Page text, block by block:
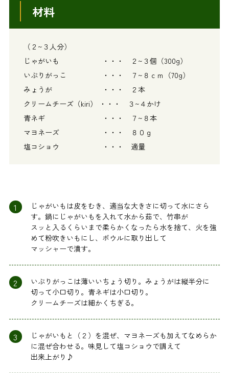
材料
（２~３人分）
じゃがいも ・・・ ２~３個（300g）
いぶりがっこ ・・・ ７~８ｃｍ（70g）
みょうが ・・・ ２本
クリームチーズ（kiri） ・・・ ３~４かけ
青ネギ ・・・ ７~８本
マヨネーズ ・・・ ８０ｇ
塩コショウ ・・・ 適量
1
じゃがいもは皮をむき、適当な大きさに切って水にさら
す。鍋にじゃがいもを入れて水から茹で、竹串が
スッと入るくらいまで柔らかくなったら水を捨て、火を強
めて粉吹きいもにし、ボウルに取り出して
マッシャーで潰す。
2
いぶりがっこは薄いいちょう切り。みょうがは縦半分に
切って小口切り。青ネギは小口切り。
クリームチーズは細かくちぎる。
3
じゃがいもと（２）を混ぜ、マヨネーズも加えてなめらか
に混ぜ合わせる。味見して塩コショウで調えて
出来上がり♪